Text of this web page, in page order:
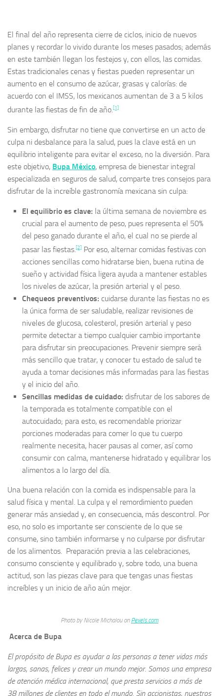
El final del año representa cierre de ciclos, inicio de nuevos
planes y recordar lo vivido durante los meses pasados; además
en este también llegan los festejos y, con ellos, las comidas.
Estas tradicionales cenas y fiestas pueden representar un
aumento en el consumo de azúcar, grasas y calorías: de
acuerdo con el IMSS, los mexicanos aumentan de 3 a 5 kilos
durante las fiestas de fin de año.[1]
Sin embargo, disfrutar no tiene que convertirse en un acto de
culpa ni desbalance para la salud, pues la clave está en un
equilibrio inteligente para evitar el exceso, no la diversión. Para
este objetivo, Bupa México, empresa de bienestar integral
especializada en seguros de salud, comparte tres consejos para
disfrutar de la increíble gastronomía mexicana sin culpa:
El equilibrio es clave: la última semana de noviembre es
crucial para el aumento de peso, pues representa el 50%
del peso ganado durante el año, el cual no se pierde al
pasar las fiestas.[2] Por eso, alternar comidas festivas con
acciones sencillas como hidratarse bien, buena rutina de
sueño y actividad física ligera ayuda a mantener estables
los niveles de azúcar, la presión arterial y el peso.
Chequeos preventivos: cuidarse durante las fiestas no es
la única forma de ser saludable, realizar revisiones de
niveles de glucosa, colesterol, presión arterial y peso
permite detectar a tiempo cualquier cambio importante
para disfrutar sin preocupaciones. Prevenir siempre será
más sencillo que tratar, y conocer tu estado de salud te
ayuda a tomar decisiones más informadas para las fiestas
y el inicio del año.
Sencillas medidas de cuidado: disfrutar de los sabores de
la temporada es totalmente compatible con el
autocuidado; para esto, es recomendable priorizar
porciones moderadas para comer lo que tu cuerpo
realmente necesita, hacer pausas al comer, así como
consumir con calma, mantenerse hidratado y equilibrar los
alimentos a lo largo del día.
Una buena relación con la comida es indispensable para la
salud física y mental. La culpa y el remordimiento pueden
generar más ansiedad y, en consecuencia, más descontrol. Por
eso, no solo es importante ser consciente de lo que se
consume, sino también informarse y no culparse por disfrutar
de los alimentos. Preparación previa a las celebraciones,
consumo consciente y equilibrado y, sobre todo, una buena
actitud, son las piezas clave para que tengas unas fiestas
increíbles y un inicio de año aún mejor.
Photo by Nicole Michalou on Pexels.com
Acerca de Bupa
El propósito de Bupa es ayudar a las personas a tener vidas más
largas, sanas, felices y crear un mundo mejor. Somos una empresa
de atención médica internacional, que presta servicios a más de
38 millones de clientes en todo el mundo. Sin accionistas, nuestros